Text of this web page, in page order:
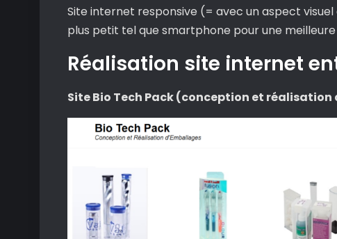
Site internet responsive (= avec un aspect
plus petit tel que smartphone pour une
Réalisation site internet
Site Bio Tech Pack (conception et réalisation